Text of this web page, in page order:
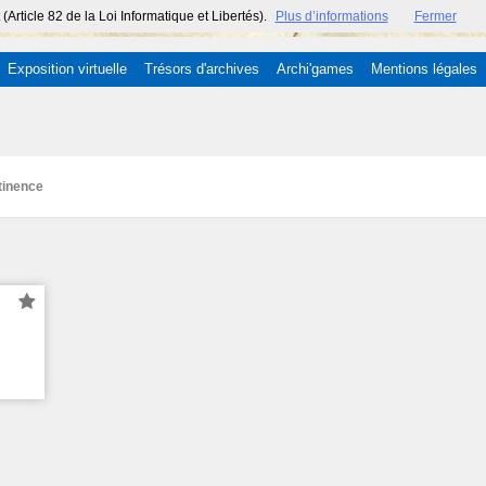
82 de la Loi Informatique et Libertés). Plus d’informations Fermer
Exposition virtuelle Trésors d'archives Archi'games Mentions légales